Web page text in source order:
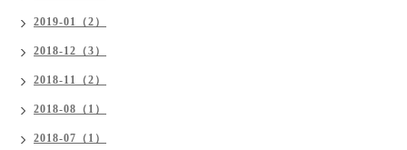
2019-01（2）
2018-12（3）
2018-11（2）
2018-08（1）
2018-07（1）